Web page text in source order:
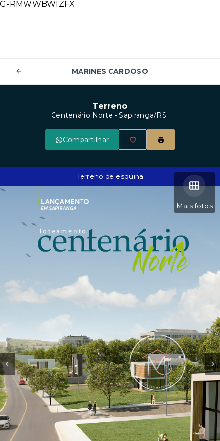
G-RMWWBW1ZFX
MARINES CARDOSO
Terreno
Centenário Norte - Sapiranga/RS
Compartilhar
Mais fotos
Terreno de esquina